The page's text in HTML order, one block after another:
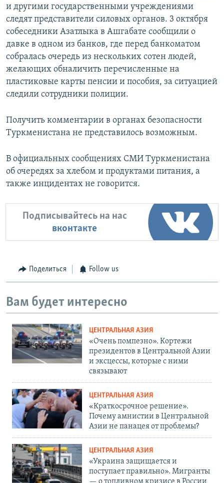
и другими государственными учреждениями
следят представители силовых органов. 3 октября
собеседники Азатлыка в Ашгабате сообщили о
давке в одном из банков, где перед банкоматом
собралась очередь из нескольких сотен людей,
желающих обналичить перечисленные на
пластиковые карты пенсии и пособия, за ситуацией
следили сотрудники полиции.
Получить комментарии в органах безопасности
Туркменистана не представилось возможным.
В официальных сообщениях СМИ Туркменистана
об очередях за хлебом и продуктами питания, а
также инцидентах не говорится.
Подписывайтесь на нас
вконтакте
Поделиться Follow us
Вам будет интересно
ЦЕНТРАЛЬНАЯ АЗИЯ
«Очень помпезно». Кортежи
президентов в Центральной Азии
и эксцессы, которые с ними
связывают
ЦЕНТРАЛЬНАЯ АЗИЯ
«Краткосрочное решение».
Почему амнистии в Центральной
Азии не панацея от проблемы?
ЦЕНТРАЛЬНАЯ АЗИЯ
«Украина защищается и
поступает правильно». Мигранты